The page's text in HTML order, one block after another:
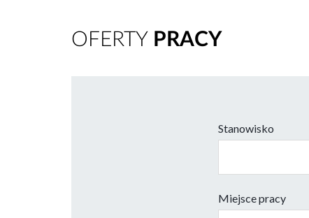
OFERTY PRACY
Stanowisko
Miejsce pracy